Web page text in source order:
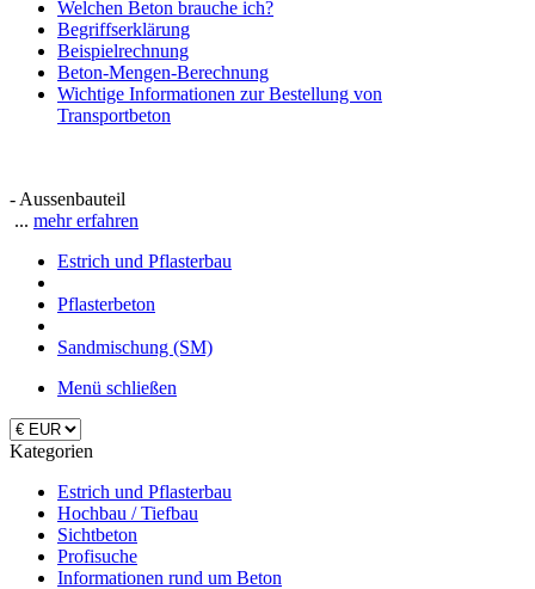
Welchen Beton brauche ich?
Begriffserklärung
Beispielrechnung
Beton-Mengen-Berechnung
Wichtige Informationen zur Bestellung von
Transportbeton
- Aussenbauteil
... mehr erfahren
Estrich und Pflasterbau
Pflasterbeton
Sandmischung (SM)
Menü schließen
Kategorien
Estrich und Pflasterbau
Hochbau / Tiefbau
Sichtbeton
Profisuche
Informationen rund um Beton